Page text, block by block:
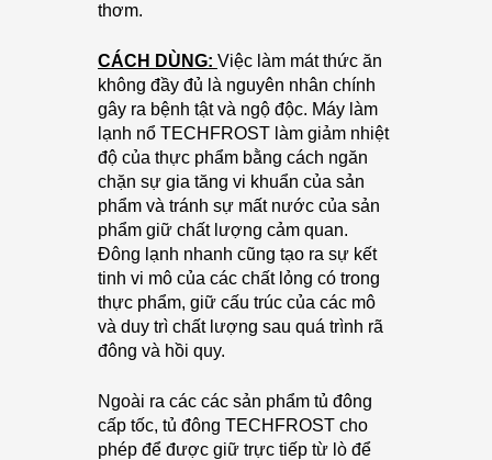
thơm.
CÁCH DÙNG: Việc làm mát thức ăn
không đầy đủ là nguyên nhân chính
gây ra bệnh tật và ngộ độc. Máy làm
lạnh nổ TECHFROST làm giảm nhiệt
độ của thực phẩm bằng cách ngăn
chặn sự gia tăng vi khuẩn của sản
phẩm và tránh sự mất nước của sản
phẩm giữ chất lượng cảm quan.
Đông lạnh nhanh cũng tạo ra sự kết
tinh vi mô của các chất lỏng có trong
thực phẩm, giữ cấu trúc của các mô
và duy trì chất lượng sau quá trình rã
đông và hồi quy.
Ngoài ra các các sản phẩm tủ đông
cấp tốc, tủ đông TECHFROST cho
phép để được giữ trực tiếp từ lò để